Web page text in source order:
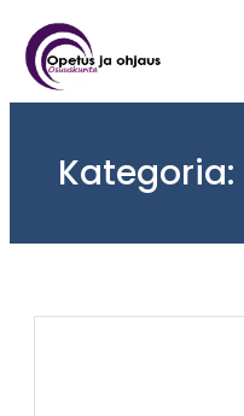
sisältöön
Kategoria: